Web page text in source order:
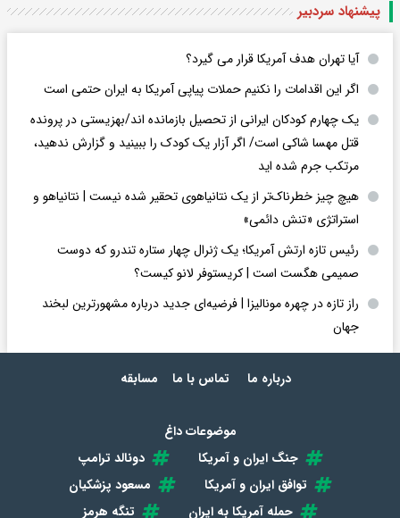
پیشنهاد سردبیر
آیا تهران هدف آمریکا قرار می گیرد؟
اگر این اقدامات را نکنیم حملات پیاپی آمریکا به ایران حتمی است
یک چهارم کودکان ایرانی از تحصیل بازمانده اند/بهزیستی در پرونده
قتل مهسا شاکی است/ اگر آزار یک کودک را ببینید و گزارش ندهید،
مرتکب جرم شده اید
هیچ چیز خطرناک‌تر از یک نتانیاهوی تحقیر شده نیست | نتانیاهو و
استراتژی «تنش دائمی»
رئیس تازه ارتش آمریکا؛ یک ژنرال چهار ستاره تندرو که دوست
صمیمی هگست است | کریستوفر لانو کیست؟
راز تازه در چهره مونالیزا | فرضیه‌ای جدید درباره مشهورترین لبخند
جهان
درباره ما تماس با ما مسابقه
موضوعات داغ
جنگ ایران و آمریکا
دونالد ترامپ
توافق ایران و آمریکا
مسعود پزشکیان
حمله آمریکا به ایران
تنگه هرمز